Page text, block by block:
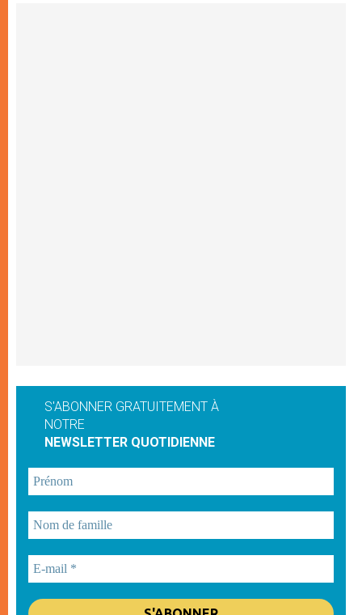
S'ABONNER GRATUITEMENT À
NOTRE
NEWSLETTER QUOTIDIENNE